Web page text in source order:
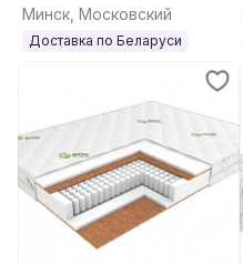
Минск, Московский
Доставка по Беларуси